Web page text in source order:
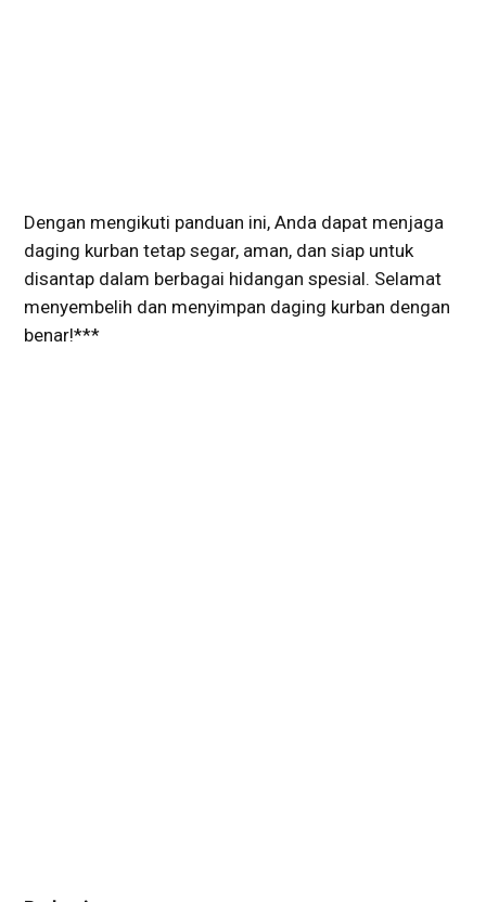
Dengan mengikuti panduan ini, Anda dapat menjaga
daging kurban tetap segar, aman, dan siap untuk
disantap dalam berbagai hidangan spesial. Selamat
menyembelih dan menyimpan daging kurban dengan
benar!***